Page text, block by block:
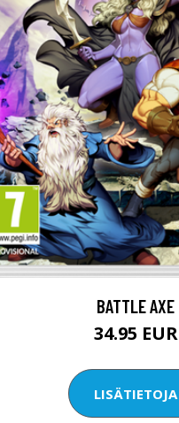
BATTLE AXE
34.95 EUR
LISÄTIETOJA